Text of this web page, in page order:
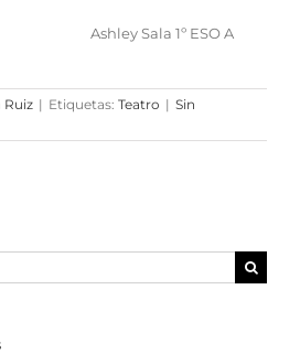
Ashley Sala 1º ESO A
Ruiz | Etiquetas: Teatro | Sin